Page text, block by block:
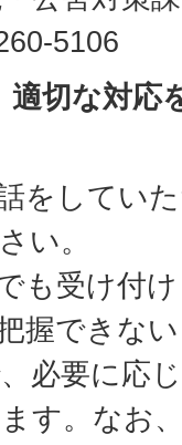
5106
適切な対応
をしてい
い。
も受け付
握できな
必要に応
す。なお